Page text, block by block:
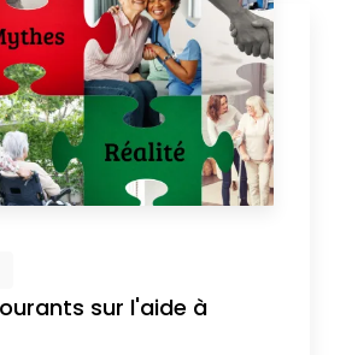
sur l'aide à